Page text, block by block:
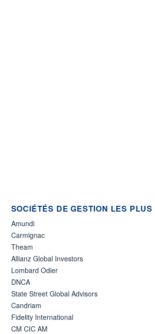
SOCIÉTÉS DE GESTION LES
Amundi
Carmignac
Theam
Allianz Global Investors
Lombard Odier
DNCA
State Street Global Advisors
Candriam
Fidelity International
CM CIC AM